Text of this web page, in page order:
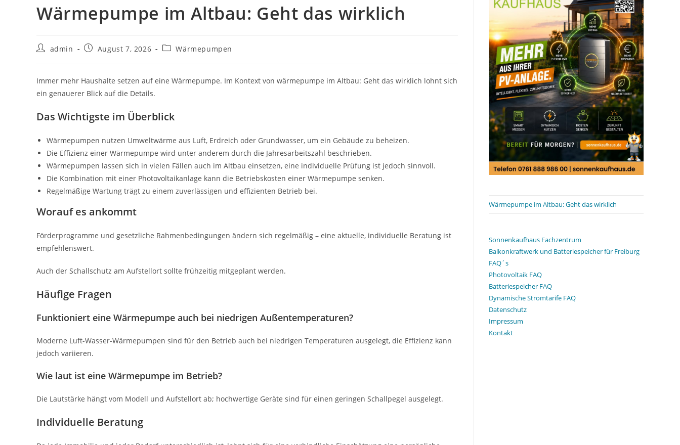
Wärmepumpe im Altbau: Geht das wirklich
Beitrags-
admin
BeitragAugust 7, 2026
Beitrags-
Wärmepumpen
Immer mehr Haushalte setzen auf eine Wärmepumpe. Im Kontext von wärmepumpe im Altbau: Geht das wirklich lohnt sich
ein genauerer Blick auf die Details.
Das Wichtigste im Überblick
Wärmepumpen nutzen Umweltwärme aus Luft, Erdreich oder Grundwasser, um ein Gebäude zu beheizen.
Die Effizienz einer Wärmepumpe wird unter anderem durch die Jahresarbeitszahl beschrieben.
Wärmepumpen lassen sich in vielen Fällen auch im Altbau einsetzen, eine individuelle Prüfung ist jedoch sinnvoll.
Die Kombination mit einer Photovoltaikanlage kann die Betriebskosten einer Wärmepumpe senken.
Regelmäßige Wartung trägt zu einem zuverlässigen und effizienten Betrieb bei.
Worauf es ankommt
Förderprogramme und gesetzliche Rahmenbedingungen ändern sich regelmäßig – eine aktuelle, individuelle Beratung ist
empfehlenswert.
Auch der Schallschutz am Aufstellort sollte frühzeitig mitgeplant werden.
Häufige Fragen
Funktioniert eine Wärmepumpe auch bei niedrigen Außentemperaturen?
Moderne Luft-Wasser-Wärmepumpen sind für den Betrieb auch bei niedrigen Temperaturen ausgelegt, die Effizienz kann
jedoch variieren.
Wie laut ist eine Wärmepumpe im Betrieb?
Die Lautstärke hängt vom Modell und Aufstellort ab; hochwertige Geräte sind für einen geringen Schallpegel ausgelegt.
Individuelle Beratung
Wärmepumpe im Altbau: Geht das wirklich
Sonnenkaufhaus Fachzentrum
Balkonkraftwerk und Batteriespeicher für Freiburg
FAQ´s
Photovoltaik FAQ
Batteriespeicher FAQ
Dynamische Stromtarife FAQ
Datenschutz
Impressum
Kontakt